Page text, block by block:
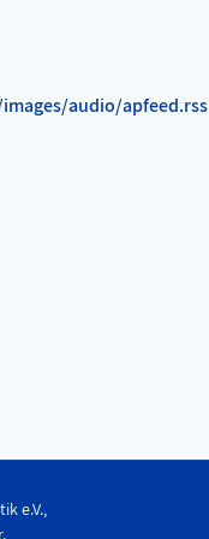
audio/apfeed.rss
e.V.,